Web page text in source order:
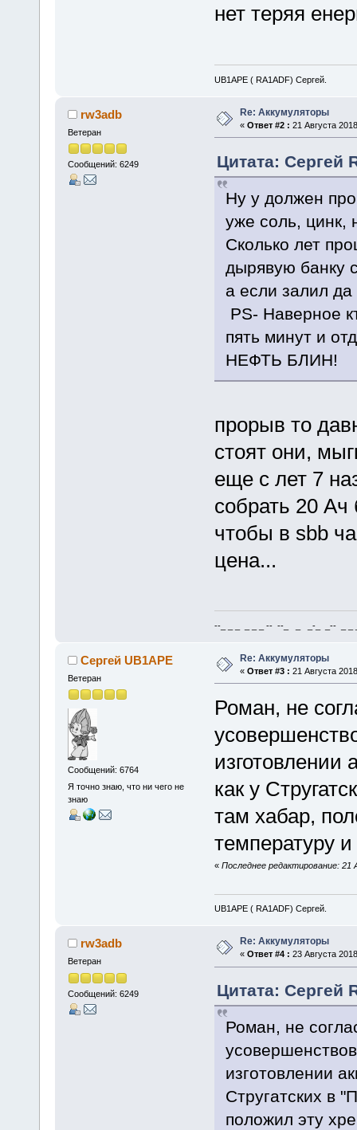
нет теряя
UB1APE ( RA1ADF) Сергей.
rw3adb
Ветеран
Сообщений: 6249
Re: Аккумуляторы
« Ответ #2 : 21 Августа
Цитата: Сергей
Ну у должен
уже соль, цинк,
Сколько лет
дырявую банку
а если залил да
PS- Наверное
пять минут и
НЕФТЬ БЛИН!
прорыв то
стоят они,
еще с лет 7
собрать 20
чтобы в sbb
цена...
--_ _ _ _ _ _ -- --_ _ _-_ _-- _ _
Сергей UB1APE
Ветеран
Сообщений: 6764
Я точно знаю, что ни чего не
знаю
Re: Аккумуляторы
« Ответ #3 : 21 Августа
Роман, не
изготовлении
как у
там хабар,
температуру
« Последнее редактирование: 21
UB1APE ( RA1ADF) Сергей.
rw3adb
Ветеран
Сообщений: 6249
Re: Аккумуляторы
« Ответ #4 : 23 Августа
Цитата: Сергей
Роман, не
изготовлении
Стругатских в
положил эту